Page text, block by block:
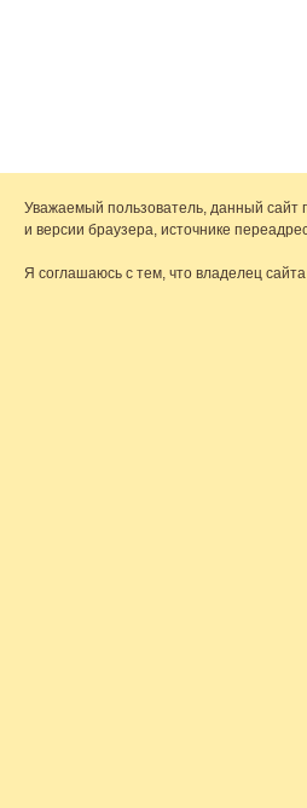
Уважаемый пользователь, данный сайт
и версии браузера, источнике
Я соглашаюсь с тем, что владелец